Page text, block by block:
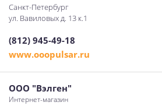
Санкт-Петербург
ул. Вавиловых д. 13 к.1
(812) 945-49-18
www.ooopulsar.ru
ООО "Вэлген"
Интернет-магазин